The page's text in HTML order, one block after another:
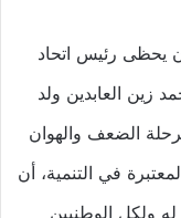
يحظى رئيس اتحاد
زين العابدين ولد
الضعف والهوان
في التنمية، أن
ولكل الوطنيين